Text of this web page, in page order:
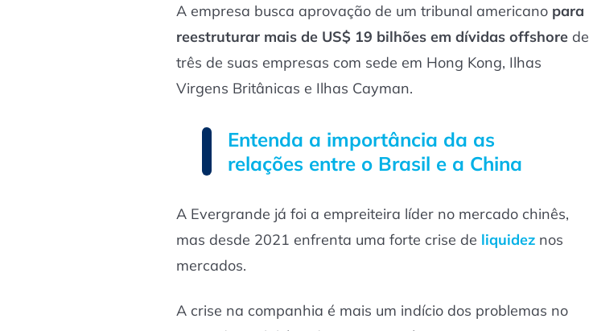
A empresa busca aprovação de um tribunal americano para
reestruturar mais de US$ 19 bilhões em dívidas offshore de
três de suas empresas com sede em Hong Kong, Ilhas
Virgens Britânicas e Ilhas Cayman.
Entenda a importância da as
relações entre o Brasil e a China
A Evergrande já foi a empreiteira líder no mercado chinês,
mas desde 2021 enfrenta uma forte crise de liquidez nos
mercados.
A crise na companhia é mais um indício dos problemas no